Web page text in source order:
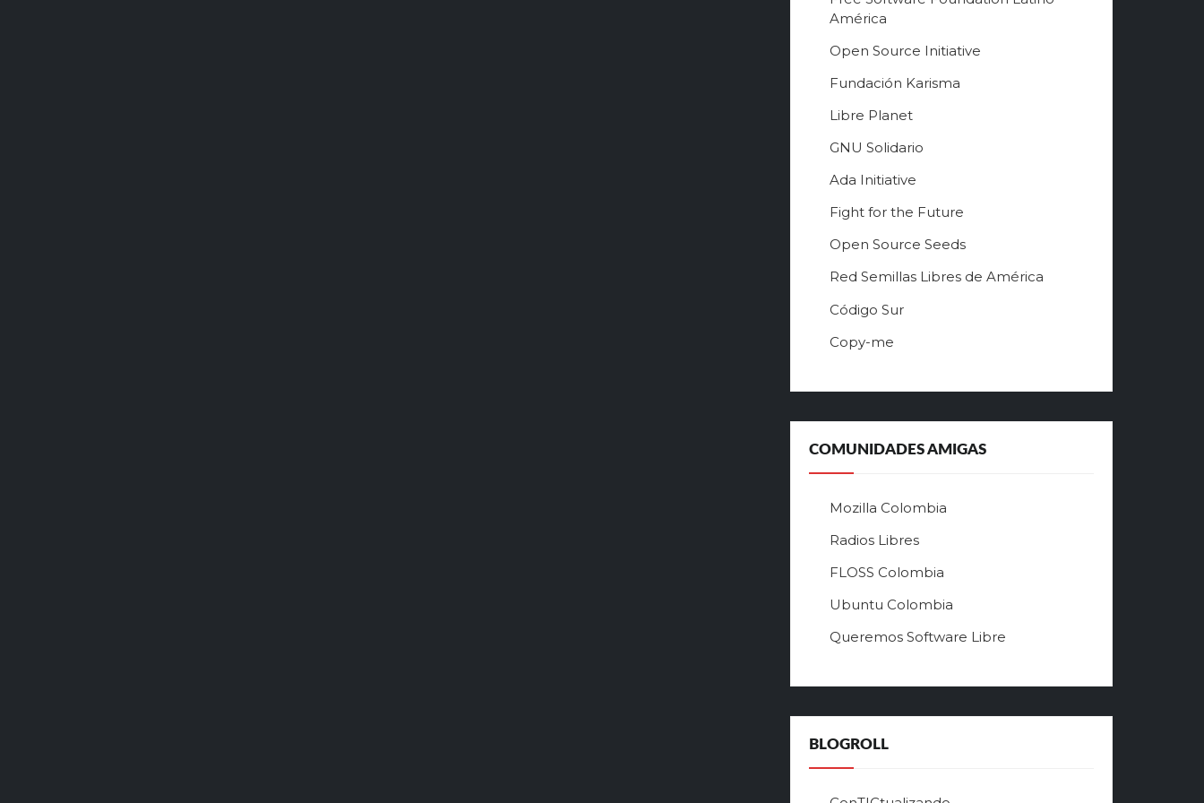
Jono Bacon
Free Software Song
América
Open Source Initiative
Fundación Karisma
Libre Planet
GNU Solidario
Ada Initiative
Fight for the Future
Open Source Seeds
Red Semillas Libres de América
о
и
л
ь
й
а
т
л
ч
о
в
о
Código Sur
Copy-me
COMUNIDADES AMIGAS
Mozilla Colombia
Radios Libres
FLOSS Colombia
Ubuntu Colombia
Queremos Software Libre
BLOGROLL